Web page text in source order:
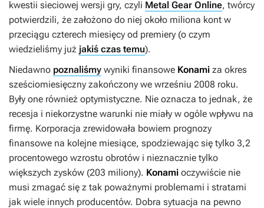
kwestii sieciowej wersji gry, czyli Metal Gear Online, twórcy
potwierdzili, że założono do niej około miliona kont w
przeciągu czterech miesięcy od premiery (o czym
wiedzieliśmy już jakiś czas temu).
Niedawno poznaliśmy wyniki finansowe Konami za okres
sześciomiesięczny zakończony we wrześniu 2008 roku.
Były one również optymistyczne. Nie oznacza to jednak, że
recesja i niekorzystne warunki nie miały w ogóle wpływu na
firmę. Korporacja zrewidowała bowiem prognozy
finansowe na kolejne miesiące, spodziewając się tylko 3,2
procentowego wzrostu obrotów i nieznacznie tylko
większych zysków (203 miliony). Konami oczywiście nie
musi zmagać się z tak poważnymi problemami i stratami
jak wiele innych producentów. Dobra sytuacja na pewno